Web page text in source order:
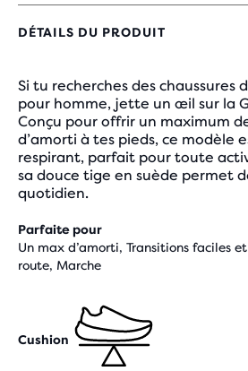
DÉTAILS DU PRODUIT
Si tu recherches des chaussures
pour homme, jette un œil sur la
Conçu pour offrir un maximum
d’amorti à tes pieds, ce modèle
respirant, parfait pour toute
sa douce tige en suède permet
quotidien.
Parfaite pour
Un max d’amorti, Transitions faciles
route, Marche
Cushion